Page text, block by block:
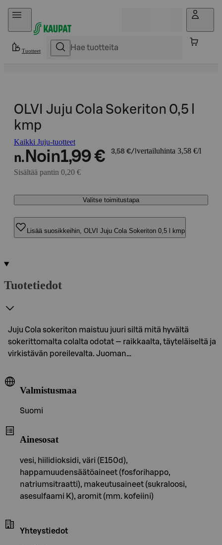
Hyppää sisältöön
Tuotteet
OLVI Juju Cola Sokeriton 0,5 l
kmp
Kaikki Juju-tuotteet
n. Noin1,99 € 3,58 €/l vertailuhinta 3,58 €/l
Sisältää pantin 0,20 €
Valitse toimitustapa
Lisää suosikkeihin, OLVI Juju Cola Sokeriton 0,5 l kmp
Tuotetiedot
Juju Cola sokeriton maistuu juuri siltä mitä hyvältä
sokerittomalta colalta odotat — raikkaalta, täyteläiseltä ja
virkistävän poreilevalta. Juoman…
Valmistusmaa
Suomi
Ainesosat
vesi, hiilidioksidi, väri (E150d),
happamuudensäätöaineet (fosforihappo,
natriumsitraatti), makeutusaineet (sukraloosi,
asesulfaami K), aromit (mm. kofeiini)
Yhteystiedot